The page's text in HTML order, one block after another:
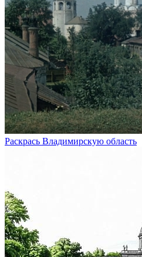
Раскрась Владимирскую область